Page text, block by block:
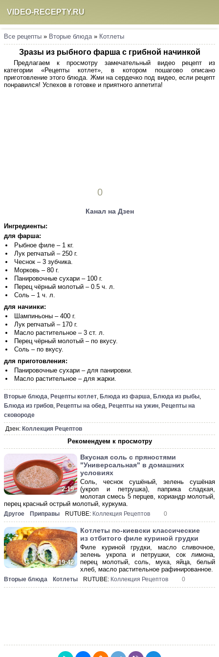
VIDEO-RECEPTY.RU
Все рецепты » Вторые блюда» Котлеты
Зразы из рыбного фарша с грибной начинкой
Предлагаем к просмотру замечательный видео рецепт из
категории «Рецепты котлет», в котором пошагово описано
приготовление этого блюда. Жми на сердечко под видео, если рецепт
понравился! Успехов в готовке и приятного аппетита!
0
Канал на Дзен
Ингредиенты:
для фарша:
Рыбное филе – 1 кг.
Лук репчатый – 250 г.
Чеснок – 3 зубчика.
Морковь – 80 г.
Панировочные сухари – 100 г.
Перец чёрный молотый – 0.5 ч. л.
Соль – 1 ч. л.
для начинки:
Шампиньоны – 400 г.
Лук репчатый – 170 г.
Масло растительное – 3 ст. л.
Перец чёрный молотый – по вкусу.
Соль – по вкусу.
для приготовления:
Панировочные сухари – для панировки.
Масло растительное – для жарки.
Вторые блюда, Рецепты котлет, Блюда из фарша, Блюда из рыбы,
Блюда из грибов, Рецепты на обед, Рецепты на ужин, Рецепты на
сковороде
Дзен: Коллекция Рецептов
Рекомендуем к просмотру
2:19
Вкусная соль с пряностями
"Универсальная" в домашних
условиях
Соль, чеснок сушёный, зелень сушёная
(укроп и петрушка), паприка сладкая,
молотая смесь 5 перцев, кориандр молотый,
перец красный острый молотый, куркума.
Другое Приправы RUTUBE: Коллекция Рецептов 0
19:42
Котлеты по-киевски классические
из отбитого филе куриной грудки
Филе куриной грудки, масло сливочное,
зелень укропа и петрушки, сок лимона,
перец молотый, соль, мука, яйца, белый
хлеб, масло растительное рафинированное.
Вторые блюда Котлеты RUTUBE: Коллекция Рецептов 0